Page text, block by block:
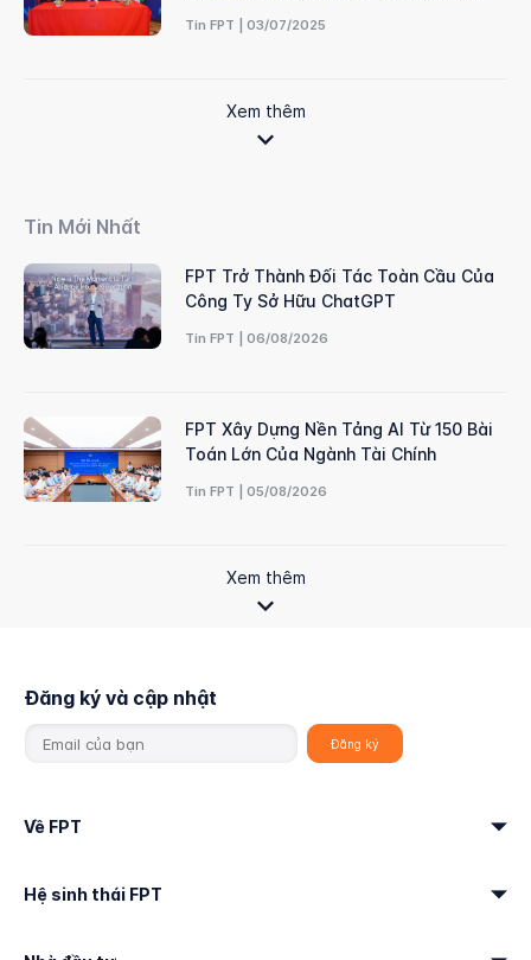
Tin FPT | 03/07/2025
Xem thêm
Tin Mới Nhất
FPT Trở Thành Đối Tác Toàn Cầu Của
Công Ty Sở Hữu ChatGPT
Tin FPT | 06/08/2026
FPT Xây Dựng Nền Tảng AI Từ 150 Bài
Toán Lớn Của Ngành Tài Chính
Tin FPT | 05/08/2026
Xem thêm
Đăng ký và cập nhật
Về FPT
Hệ sinh thái FPT